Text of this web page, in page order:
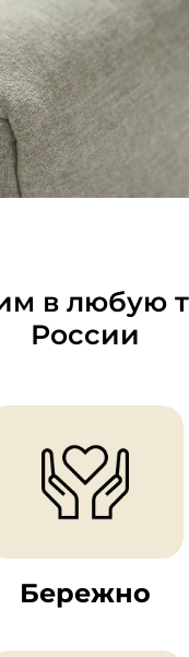
в любую
России
Бережно